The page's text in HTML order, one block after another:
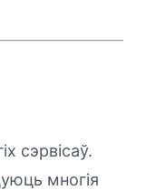
сэрвісаў.
многія